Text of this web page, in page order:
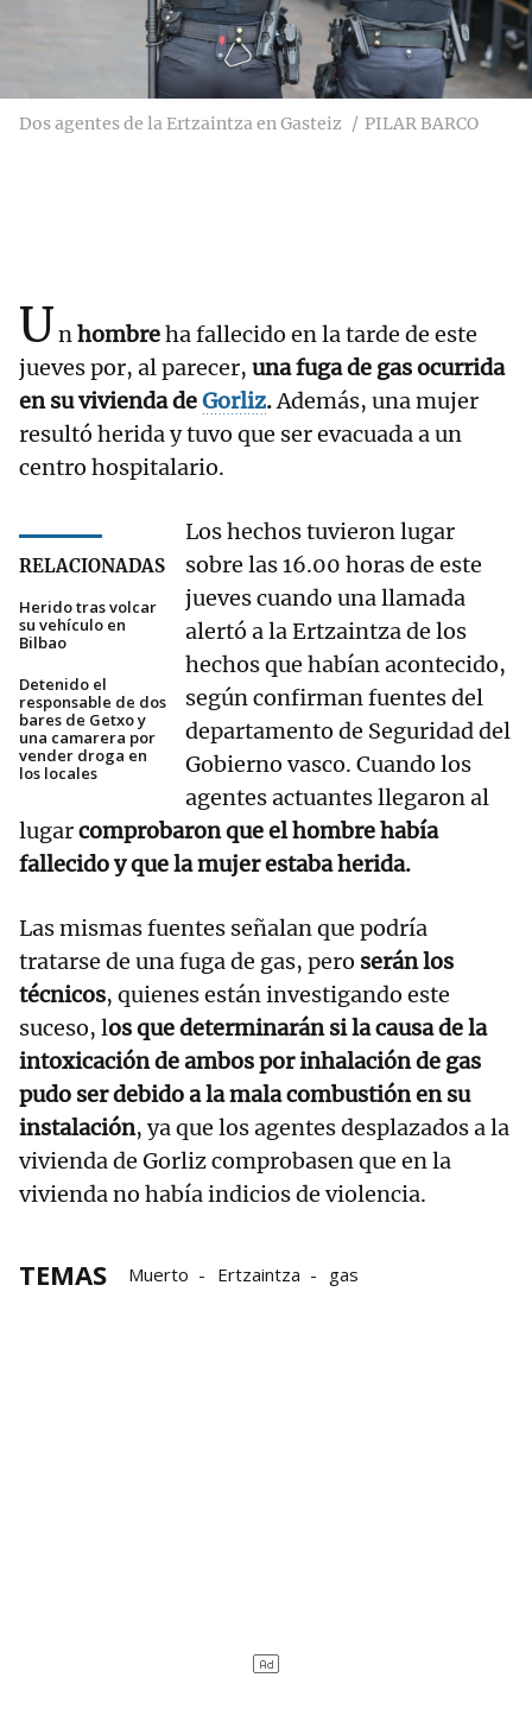
Dos agentes de la Ertzaintza en Gasteiz PILAR BARCO
Unhombreha fallecido en la tarde de este
jueves por, al parecer, una fuga de gas ocurrida
en su vivienda deGorliz.Además, una mujer
resultó herida y tuvo que ser evacuada a un
centro hospitalario.
RELACIONADAS
Herido tras volcar
su vehículo en
Bilbao
Detenido el
responsable de dos
bares de Getxo y
una camarera por
vender droga en
los locales
Los hechos tuvieron lugar
sobre las 16.00 horas de este
jueves cuando una llamada
alertó a la Ertzaintza de los
hechos que habían acontecido,
según confirman fuentes del
departamento de Seguridad del
Gobierno vasco. Cuando los
agentes actuantes llegaron al
lugarcomprobaron que el hombre había
fallecido y que la mujer estaba herida.
Las mismas fuentes señalan que podría
tratarse de una fuga de gas, pero serán los
técnicos, quienes están investigando este
suceso, los que determinarán si la causa de la
intoxicación de ambos por inhalación de gas
pudo ser debido a la mala combustión en su
instalación, ya que los agentes desplazados a la
vivienda de Gorliz comprobasen que en la
vivienda no había indicios de violencia.
TEMAS Muerto Ertzaintza gas